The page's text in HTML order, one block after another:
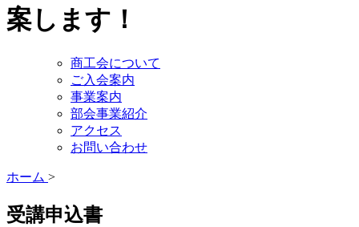
案します！
商工会について
ご入会案内
事業案内
部会事業紹介
アクセス
お問い合わせ
ホーム >
受講申込書